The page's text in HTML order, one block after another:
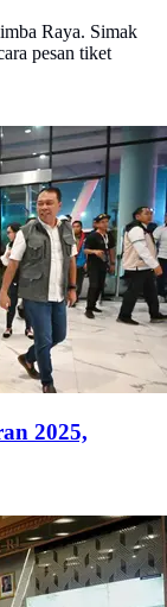
Raya. Simak
pesan tiket
2025,